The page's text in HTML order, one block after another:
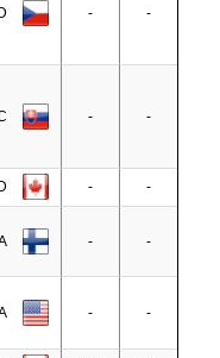
D - -
- -
D - -
- -
- -